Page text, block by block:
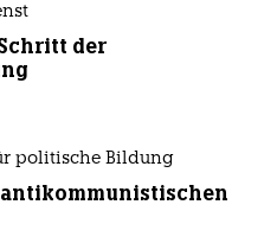
der
politische Bildung